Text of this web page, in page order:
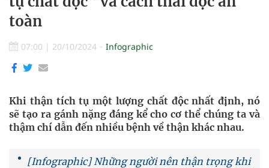
toàn
07:00 | 20/10/2024 Infographic
Khi thận tích tụ một lượng chất độc nhất định, nó
sẽ tạo ra gánh nặng đáng kể cho cơ thể chúng ta và
thậm chí dẫn đến nhiều bệnh về thận khác nhau.
[Infographic] Những người nên thận trọng khi